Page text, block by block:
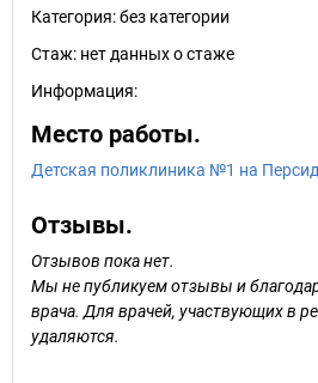
Категория:без категории
Стаж: нет данных о стаже
Информация:
Место работы.
Детская поликлиника №1 на
Отзывы.
Отзывов пока нет.
Мы не публикуем отзывы и
врача. Для врачей, участвующих в
удаляются.